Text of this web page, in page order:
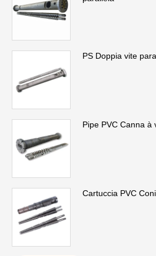
PS Doppia vite
Pipe PVC Canna à
Cartuccia PVC